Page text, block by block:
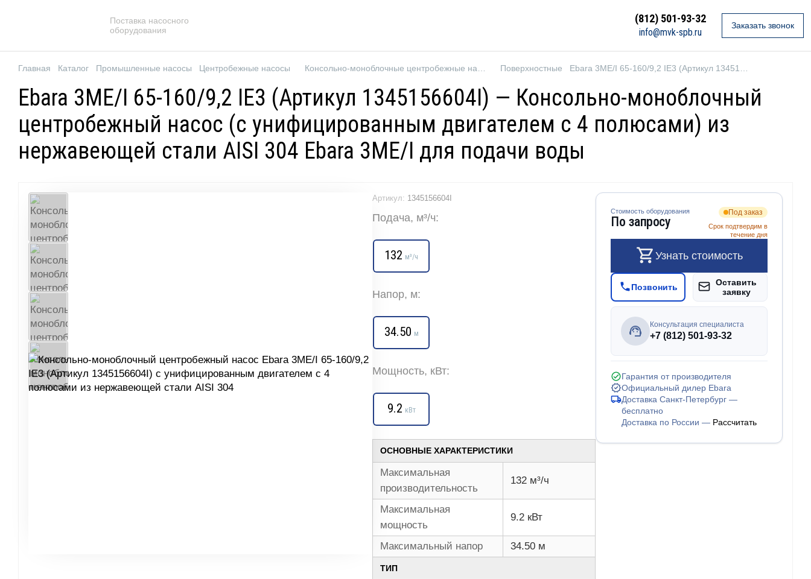
Поставка насосного
оборудования
(812) 501-93-32
info@mvk-spb.ru
Заказать звонок
Главная Каталог Промышленные насосы Центробежные насосы Поверхностные
Ebara 3ME/I 65-160/9,2 IE3 (Артикул 1345156604I) — Консольно-моноблочный
центробежный насос (с унифицированным двигателем с 4 полюсами) из
нержавеющей стали AISI 304 Ebara 3ME/I для подачи воды
Артикул: 1345156604I
Подача, м³/ч:
132 м³/ч
Напор, м:
34.50 м
Мощность, кВт:
9.2 кВт
ОСНОВНЫЕ ХАРАКТЕРИСТИКИ
Максимальная
производительность
132 м³/ч
Максимальная
мощность
9.2 кВт
Максимальный напор 34.50 м
ТИП
Стоимость оборудования
По запросу
Под заказ
Срок подтвердим в
течение дня
Узнать стоимость
Позвонить
Оставить
заявку
Консультация специалиста
+7 (812) 501-93-32
Гарантия от производителя
Официальный дилер Ebara
Доставка Санкт-Петербург —
бесплатно
Доставка по России — Рассчитать